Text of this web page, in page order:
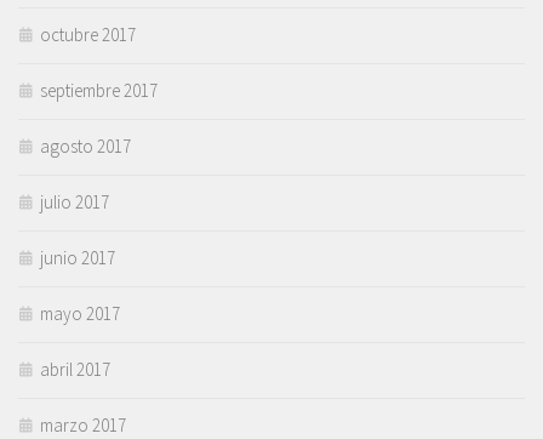
octubre 2017
septiembre 2017
agosto 2017
julio 2017
junio 2017
mayo 2017
abril 2017
marzo 2017